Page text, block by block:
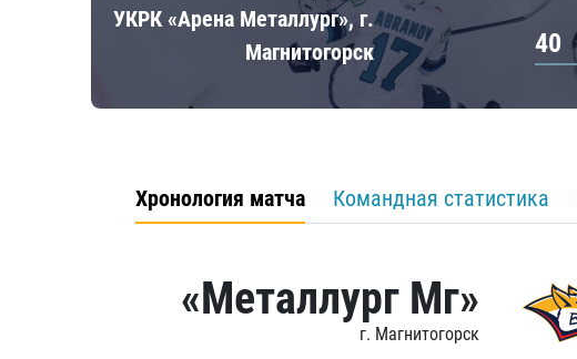
УКРК «Арена Металлург», г.
Магнитогорск
40
Хронология матча Командная статистика
«Металлург Мг»
г. Магнитогорск